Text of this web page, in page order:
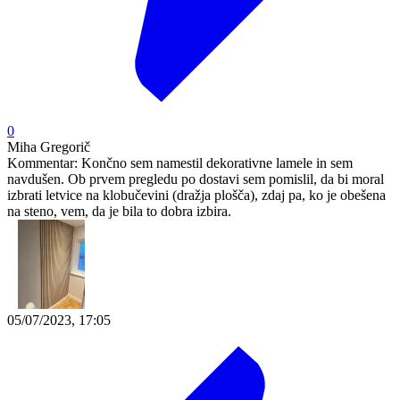
0
Miha Gregorič
Kommentar: Končno sem namestil dekorativne lamele in sem
navdušen. Ob prvem pregledu po dostavi sem pomislil, da bi moral
izbrati letvice na klobučevini (dražja plošča), zdaj pa, ko je obešena
na steno, vem, da je bila to dobra izbira.
05/07/2023, 17:05